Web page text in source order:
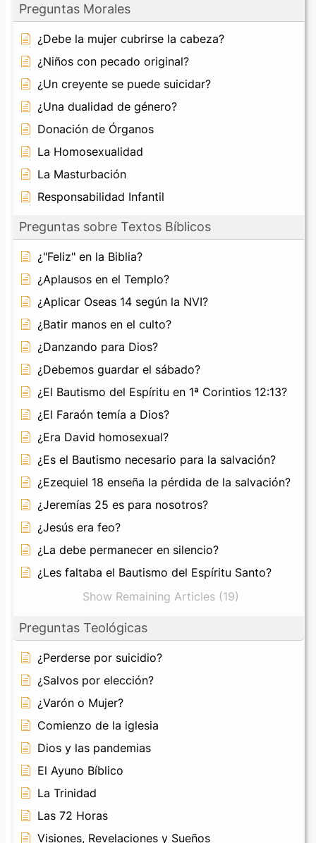
Preguntas Morales
¿Debe la mujer cubrirse la cabeza?
¿Niños con pecado original?
¿Un creyente se puede suicidar?
¿Una dualidad de género?
Donación de Órganos
La Homosexualidad
La Masturbación
Responsabilidad Infantil
Preguntas sobre Textos Bíblicos
¿"Feliz" en la Biblia?
¿Aplausos en el Templo?
¿Aplicar Oseas 14 según la NVI?
¿Batir manos en el culto?
¿Danzando para Dios?
¿Debemos guardar el sábado?
¿El Bautismo del Espíritu en 1ª Corintios 12:13?
¿El Faraón temía a Dios?
¿Era David homosexual?
¿Es el Bautismo necesario para la salvación?
¿Ezequiel 18 enseña la pérdida de la salvación?
¿Jeremías 25 es para nosotros?
¿Jesús era feo?
¿La debe permanecer en silencio?
¿Les faltaba el Bautismo del Espíritu Santo?
Show Remaining Articles (19)
Preguntas Teológicas
¿Perderse por suicidio?
¿Salvos por elección?
¿Varón o Mujer?
Comienzo de la iglesia
Dios y las pandemias
El Ayuno Bíblico
La Trinidad
Las 72 Horas
Visiones, Revelaciones y Sueños